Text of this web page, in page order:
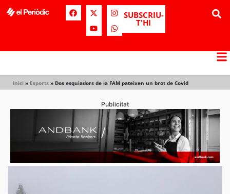
SUBSCRIU-
T'HI
Inici » Esports » Dos esquiadors de la FAM pateixen un brot de Covid
Publicitat